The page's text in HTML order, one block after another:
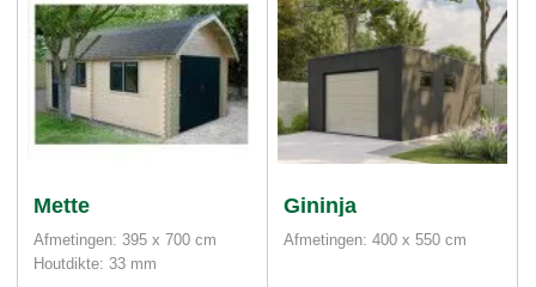
Mette
Afmetingen: 395 x 700 cm
Houtdikte: 33 mm
Gininja
Afmetingen: 400 x 550 cm